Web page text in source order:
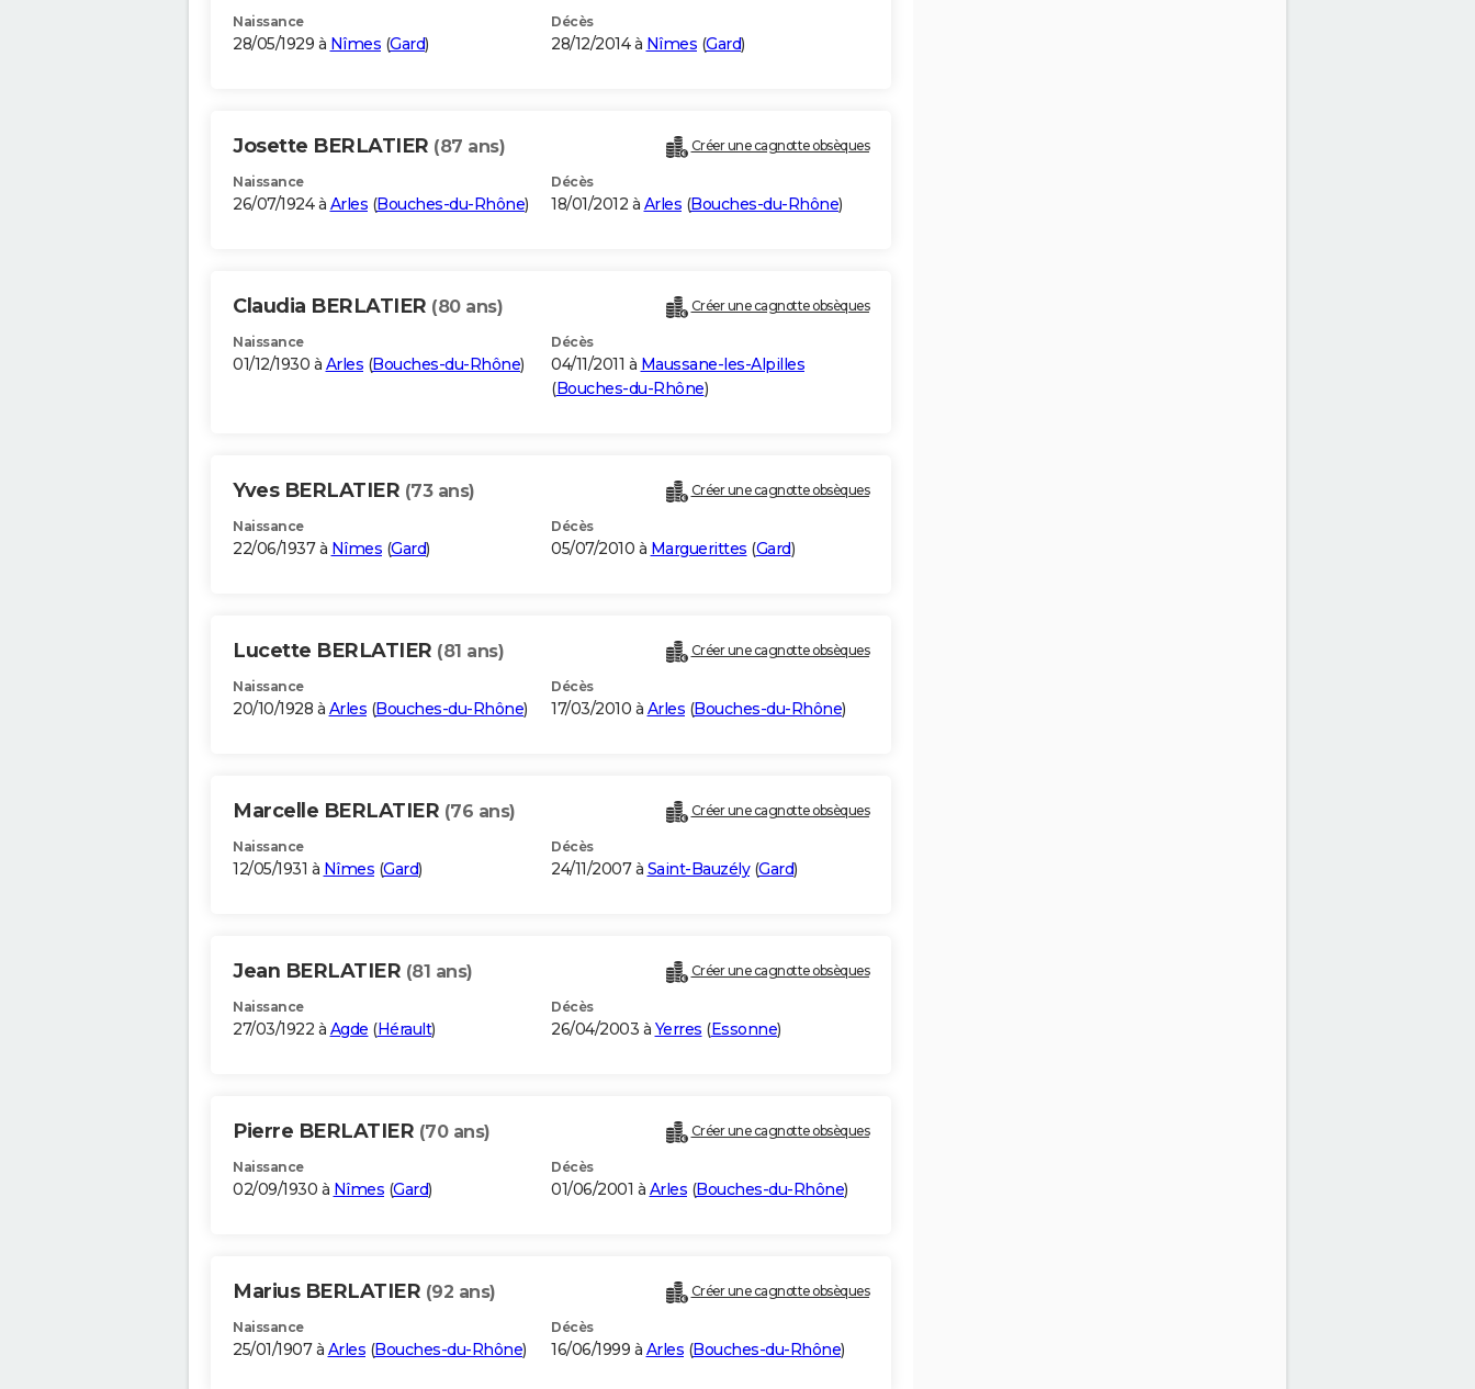
Naissance
28/05/1929 à Nîmes (Gard)
Décès
28/12/2014 à Nîmes (Gard)
Josette BERLATIER (87 ans) Créer une cagnotte obsèques
Naissance
26/07/1924 à Arles (Bouches-du-Rhône)
Décès
18/01/2012 à Arles (Bouches-du-Rhône)
Claudia BERLATIER (80 ans) Créer une cagnotte obsèques
Naissance
01/12/1930 à Arles (Bouches-du-Rhône)
Décès
04/11/2011 à Maussane-les-Alpilles
(Bouches-du-Rhône)
Yves BERLATIER (73 ans) Créer une cagnotte obsèques
Naissance
22/06/1937 à Nîmes (Gard)
Décès
05/07/2010 à Marguerittes (Gard)
Lucette BERLATIER (81 ans) Créer une cagnotte obsèques
Naissance
20/10/1928 à Arles (Bouches-du-Rhône)
Décès
17/03/2010 à Arles (Bouches-du-Rhône)
Marcelle BERLATIER (76 ans) Créer une cagnotte obsèques
Naissance
12/05/1931 à Nîmes (Gard)
Décès
24/11/2007 à Saint-Bauzély(Gard)
Jean BERLATIER (81 ans) Créer une cagnotte obsèques
Naissance
27/03/1922 à Agde (Hérault)
Décès
26/04/2003 à Yerres (Essonne)
Pierre BERLATIER (70 ans) Créer une cagnotte obsèques
Naissance
02/09/1930 à Nîmes (Gard)
Décès
01/06/2001 à Arles (Bouches-du-Rhône)
Marius BERLATIER (92 ans) Créer une cagnotte obsèques
Naissance
25/01/1907 à Arles (Bouches-du-Rhône)
Décès
16/06/1999 à Arles (Bouches-du-Rhône)